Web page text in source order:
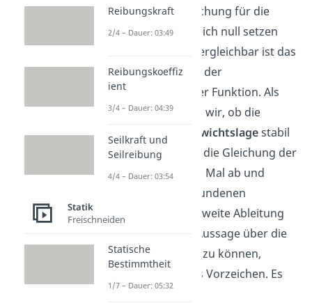
indem wir die Gleichung für die
Arbeit ableiten, gleich null setzen
und dann lösen. Vergleichbar ist das
mit der Ermittlung der
Extrempunkte einer Funktion. Als
letztes überprüfen wir, ob die
jeweilige
Gleichgewichtslagestabil
ist. Dazu leiten wir die Gleichung der
Arbeit ein weiteres Mal ab und
setzen unsere gefundenen
Ergebnisse in die zweite Ableitung
ein. Um nun eine Aussage über die
Stabilität
machen zu können,
betrachten wir das Vorzeichen. Es
gilt:
Reibungskraft
2/4 – Dauer: 03:49
Reibungskoeffiz
ient
3/4 – Dauer: 04:39
Seilkraft und
Seilreibung
4/4 – Dauer: 03:54
Statik
Freischneiden
Statische
Bestimmtheit
1/7 – Dauer: 05:32